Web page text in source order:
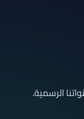
الرسمية.